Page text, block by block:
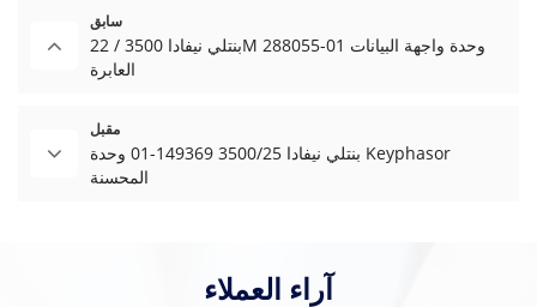
سابق
بنتلي نيفادا 3500 / 22M 288055-01 وحدة واجهة البيانات
العابرة
مقبل
بنتلي نيفادا 3500/25 149369-01 وحدة Keyphasor
المحسنة
آراء العملاء